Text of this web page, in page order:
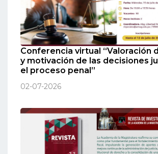
Conferencia virtual “Valoración
y motivación de las decisiones
el proceso penal”
02-07-2026